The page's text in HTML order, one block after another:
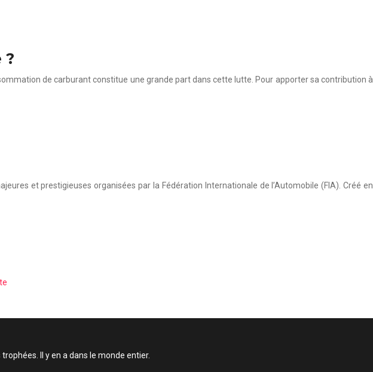
?
de carburant constitue une grande part dans cette lutte. Pour apporter sa contribution à
et prestigieuses organisées par la Fédération Internationale de l’Automobile (FIA). Créé en
Il y en a dans le monde entier.